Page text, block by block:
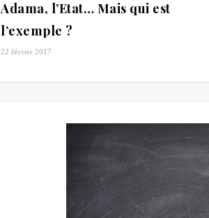
Adama, l’Etat… Mais qui est
l’exemple ?
22 février 2017